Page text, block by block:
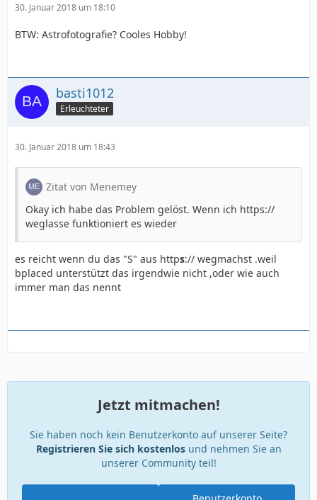
30. Januar 2018 um 18:10
BTW: Astrofotografie? Cooles Hobby!
basti1012
Erleuchteter
30. Januar 2018 um 18:43
Zitat von Menemey
Okay ich habe das Problem gelöst. Wenn ich https://
weglasse funktioniert es wieder
es reicht wenn du das "S" aus https:// wegmachst .weil
bplaced unterstützt das irgendwie nicht ,oder wie auch
immer man das nennt
Jetzt mitmachen!
Sie haben noch kein Benutzerkonto auf unserer Seite?
Registrieren Sie sich kostenlosund nehmen Sie an
unserer Community teil!